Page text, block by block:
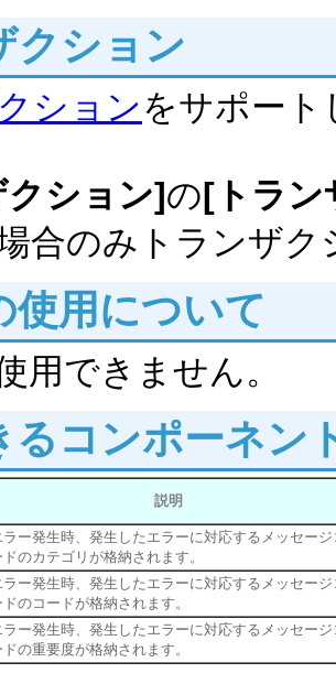
クション
ションをサポート
ション]の[トラン
合のみトランザ
使用について
用できません。
るコンポーネン
説明
ラー発生時、発生したエラーに対応するメッセージ
ドのカテゴリが格納されます。
ラー発生時、発生したエラーに対応するメッセージ
ドのコードが格納されます。
ラー発生時、発生したエラーに対応するメッセージ
ドの重要度が格納されます。